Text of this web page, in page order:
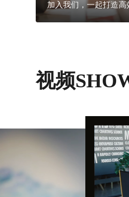
加入我们，一起打造
视频